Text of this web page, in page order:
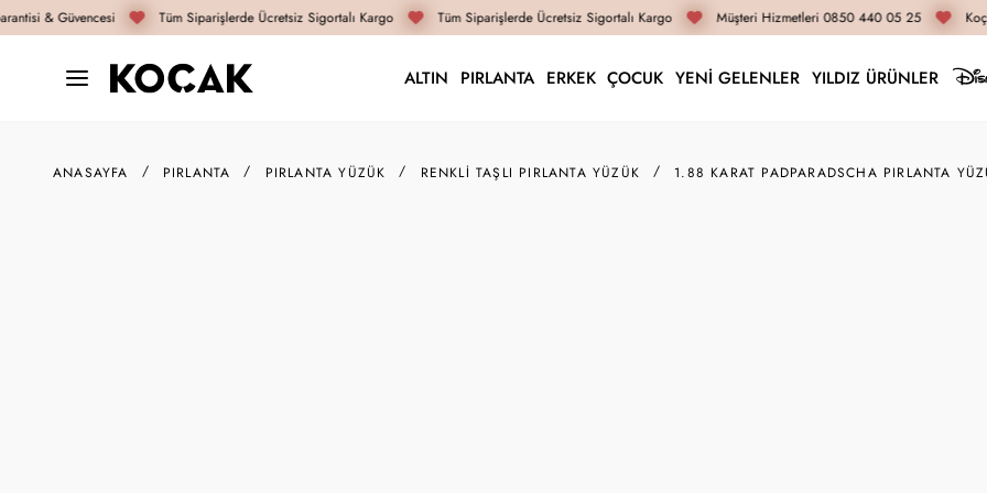
& Güvencesi Tüm Siparişlerde Ücretsiz Sigortalı Kargo Tüm Siparişlerde Ücretsiz Sigortalı Kargo Müşteri Hizmetleri 0850 440 05 25
ALTIN PIRLANTA ERKEK ÇOCUK YENİ GELENLER YILDIZ ÜRÜNLER
ANASAYFA PIRLANTA PIRLANTA YÜZÜK RENKLI TAŞLI PIRLANTA YÜZÜK 1.88 KARAT PADPARADSCHA PIRLANTA